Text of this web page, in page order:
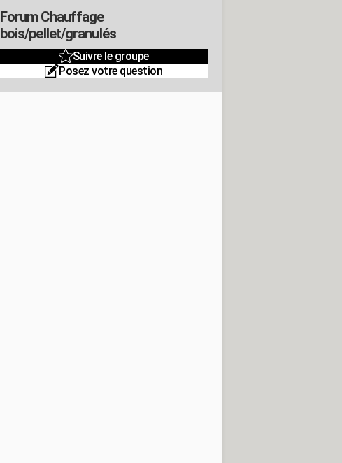
Forum Chauffage
bois/pellet/granulés
Suivre le groupe
Posez votre question